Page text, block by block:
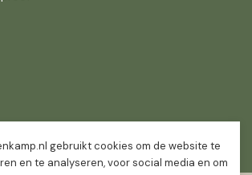
gebruikt cookies om de website te
en te analyseren, voor social media en om